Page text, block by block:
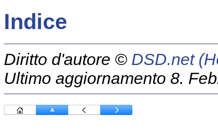
Indice
Diritto d'autore © DSD.net
Ultimo aggiornamento 8.